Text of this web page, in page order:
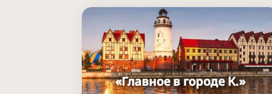
«Главное в городе К.»